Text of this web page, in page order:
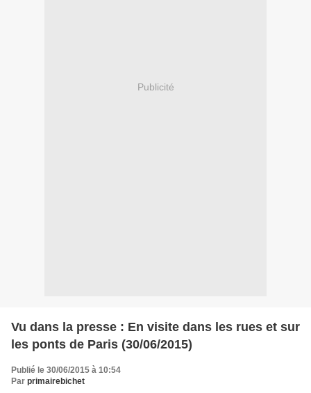
Publicité
Vu dans la presse : En visite dans les rues et sur
les ponts de Paris (30/06/2015)
Publié le 30/06/2015 à 10:54
Par primairebichet